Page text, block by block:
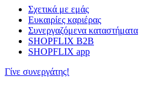
Σχετικά με εμάς
Ευκαιρίες καριέρας
Συνεργαζόμενα καταστήματα
SHOPFLIX B2B
SHOPFLIX app
Γίνε συνεργάτης!